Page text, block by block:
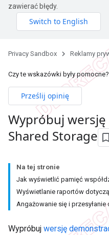
zawierać błędy.
Privacy Sandbox Reklamy
Czy te wskazówki były pomocne?
Prześlij opinię
Wypróbuj
Shared Storage
Na tej stronie
Jak wyświetlić pamięć
Wyświetlanie raportów
Angażowanie się i przesyłanie
Wypróbuj wersję